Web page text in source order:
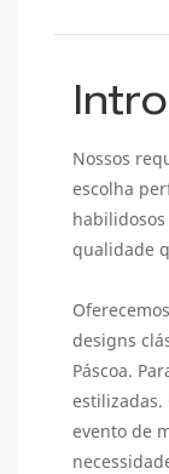
Nossos
escolha
qualidade
designs
Páscoa.
estilizadas.
evento de